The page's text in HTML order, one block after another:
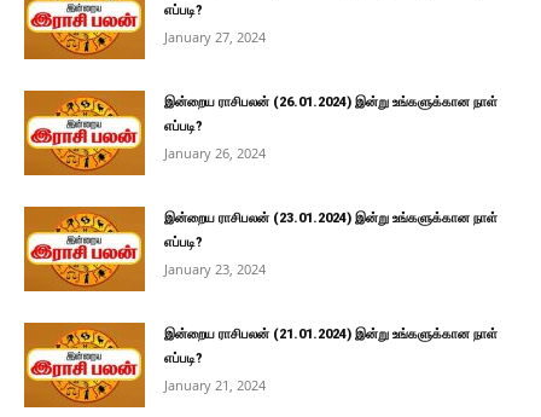
எப்படி?
January 27, 2024
இன்றைய ராசிபலன் (26.01.2024) இன்று உங்களுக்கான நாள்
எப்படி?
January 26, 2024
இன்றைய ராசிபலன் (23.01.2024) இன்று உங்களுக்கான நாள்
எப்படி?
January 23, 2024
இன்றைய ராசிபலன் (21.01.2024) இன்று உங்களுக்கான நாள்
எப்படி?
January 21, 2024